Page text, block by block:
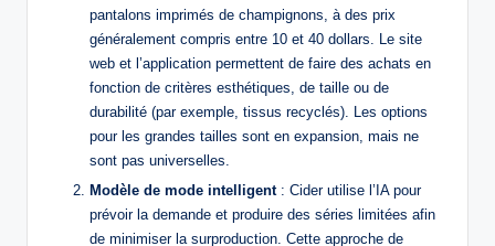
pantalons imprimés de champignons, à des prix
généralement compris entre 10 et 40 dollars. Le site
web et l’application permettent de faire des achats en
fonction de critères esthétiques, de taille ou de
durabilité (par exemple, tissus recyclés). Les options
pour les grandes tailles sont en expansion, mais ne
sont pas universelles.
Modèle de mode intelligent: Cider utilise l’IA pour
prévoir la demande et produire des séries limitées afin
de minimiser la surproduction. Cette approche de